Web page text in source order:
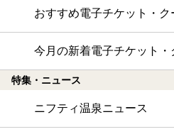
おすすめ電子チケット・ク
今月の新着電子チケット・
特集・ニュース
ニフティ温泉ニュース